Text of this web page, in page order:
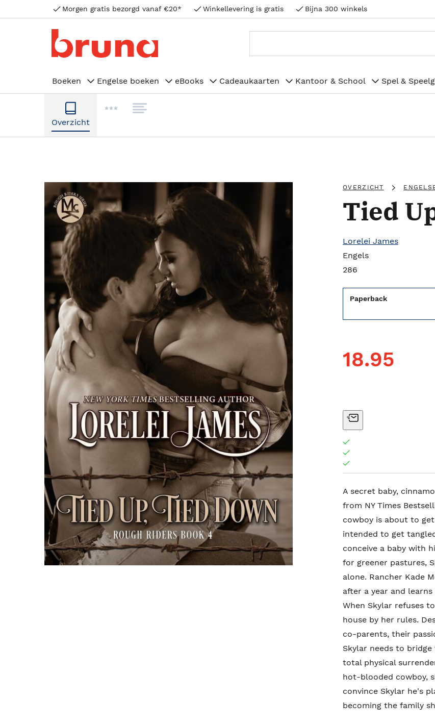
Morgen gratis bezorgd vanaf €20* Winkellevering is gratis Bijna 300 winkels
Boeken Engelse boeken eBooks Cadeaukaarten Kantoor & School Spel &
Overzicht
OVERZICHT
Tied
Lorelei James
Engels
286
Paperback
18.95
A secret baby,
from NY Times
cowboy is about to
intended to get
conceive a baby with
for greener pastures,
alone. Rancher Kade
after a year and
When Skylar refuses
house by her rules.
co-parents, their
Skylar needs to
total physical
hot-blooded cowboy,
convince Skylar he's
becoming the family